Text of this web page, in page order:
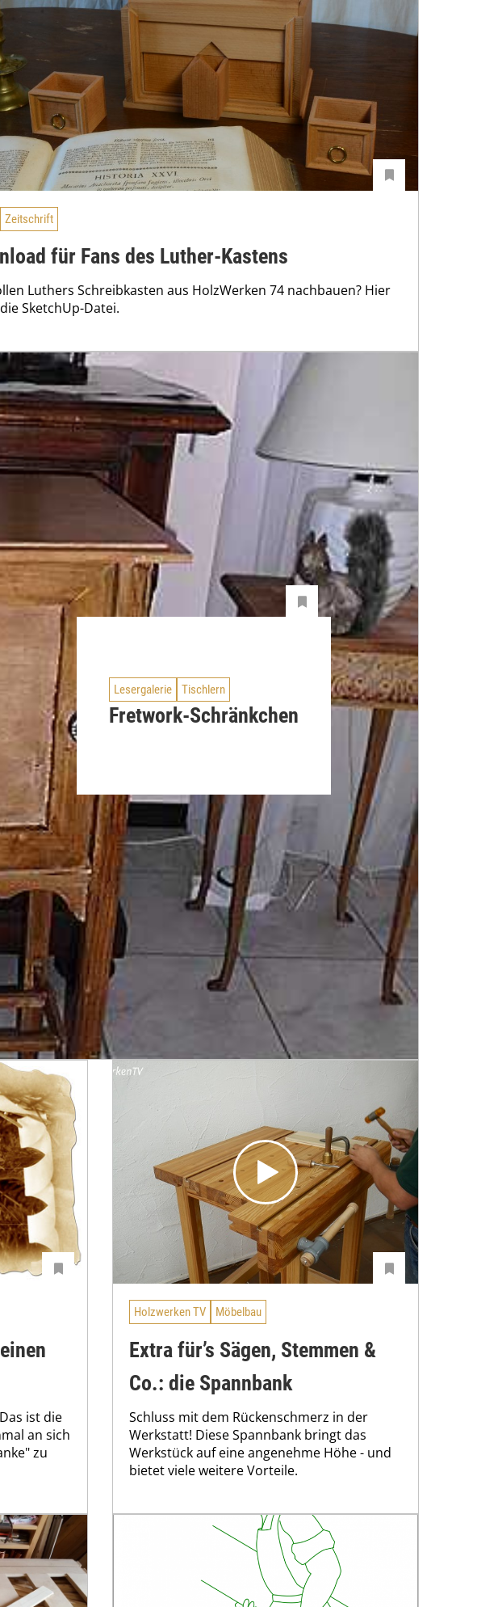
Zeitschrift
für Fans des Luther-Kastens
Luthers Schreibkasten aus HolzWerken 74 nachbauen? Hier
SketchUp-Datei.
Lesergalerie Tischlern
Fretwork-Schränkchen
ist die
an sich
zu
Holzwerken TV Möbelbau
Extra für’s Sägen, Stemmen &
Co.: die Spannbank
Schluss mit dem Rückenschmerz in der
Werkstatt! Diese Spannbank bringt das
Werkstück auf eine angenehme Höhe - und
bietet viele weitere Vorteile.